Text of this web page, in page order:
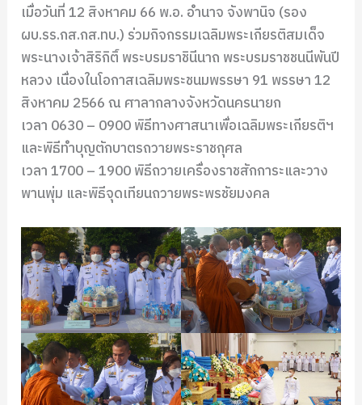
เมื่อวันที่ 12 สิงหาคม 66 พ.อ. อำนาจ จังพานิจ (รอง
ผบ.รร.กส.กส.ทบ.) ร่วมกิจกรรมเฉลิมพระเกียรติสมเด็จ
พระนางเจ้าสิริกิติ์ พระบรมราชินีนาถ พระบรมราชชนนีพันปี
หลวง เนื่องในโอกาสเฉลิมพระชนมพรรษา 91 พรรษา 12
สิงหาคม 2566 ณ ศาลากลางจังหวัดนครนายก
เวลา 0630 – 0900 พิธีทางศาสนาเพื่อเฉลิมพระเกียรติฯ
และพิธีทำบุญตักบาตรถวายพระราชกุศล
เวลา 1700 – 1900 พิธีถวายเครื่องราชสักการะและวาง
พานพุ่ม และพิธีจุดเทียนถวายพระพรชัยมงคล